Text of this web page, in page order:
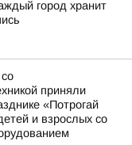
город хранит
приняли
«Потрогай
и взрослых со